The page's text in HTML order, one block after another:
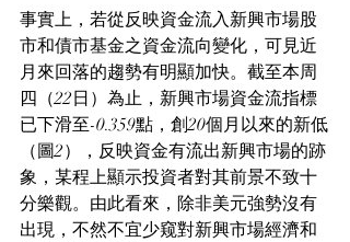
事實上，若從反映資金流入新興市場股
市和債市基金之資金流向變化，可見近
月來回落的趨勢有明顯加快。截至本周
四（22日）為止，新興市場資金流指標
已下滑至-0.359點，創20個月以來的新低
（圖2），反映資金有流出新興市場的跡
象，某程上顯示投資者對其前景不致十
分樂觀。由此看來，除非美元強勢沒有
出現，不然不宜少窥對新興市場經濟和